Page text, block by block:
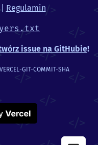
Regulamin
issue na GitHubie!
VERCEL-GIT-COMMIT-SHA